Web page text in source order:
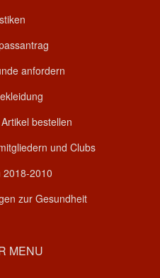
anfordern
bestellen
und Clubs
2018-2010
zur Gesundheit
MENU